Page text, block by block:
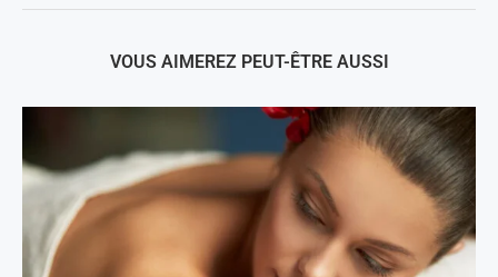
VOUS AIMEREZ PEUT-ÊTRE AUSSI